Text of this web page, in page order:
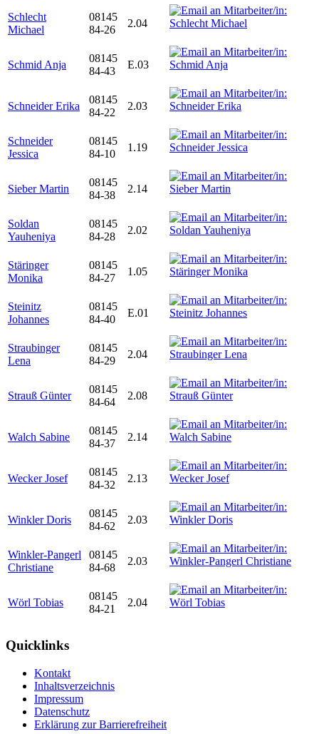
Schlecht
Michael
08145
84-26
2.04
Schmid Anja
08145
84-43
E.03
Schneider Erika
08145
84-22
2.03
Schneider
Jessica
08145
84-10
1.19
Sieber Martin
08145
84-38
2.14
Soldan
Yauheniya
08145
84-28
2.02
Stäringer
Monika
08145
84-27
1.05
Steinitz
Johannes
08145
84-40
E.01
Straubinger
Lena
08145
84-29
2.04
Strauß Günter
08145
84-64
2.08
Walch Sabine
08145
84-37
2.14
Wecker Josef
08145
84-32
2.13
Winkler Doris
08145
84-62
2.03
Winkler-Pangerl
Christiane
08145
84-68
2.03
Wörl Tobias
08145
84-21
2.04
Quicklinks
Kontakt
Inhaltsverzeichnis
Impressum
Datenschutz
Erklärung zur Barrierefreiheit